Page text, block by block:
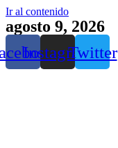
Ir al contenido
agosto 9, 2026
InstagramTwitter